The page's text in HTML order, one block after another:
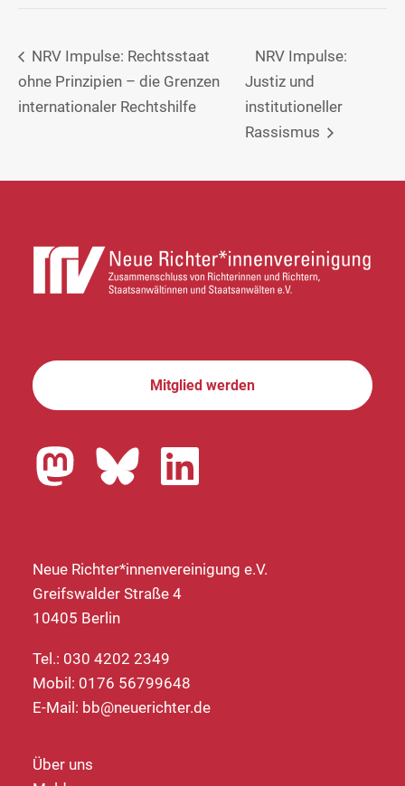
NRV Impulse: Rechtsstaat
ohne Prinzipien – die Grenzen
internationaler Rechtshilfe
NRV Impulse:
Justiz und
institutioneller
Rassismus
Mitglied werden
Neue Richter*innenvereinigung e.V.
Greifswalder Straße 4
10405 Berlin
Tel.: 030 4202 2349
Mobil: 0176 56799648
E-Mail: bb@neuerichter.de
Über uns